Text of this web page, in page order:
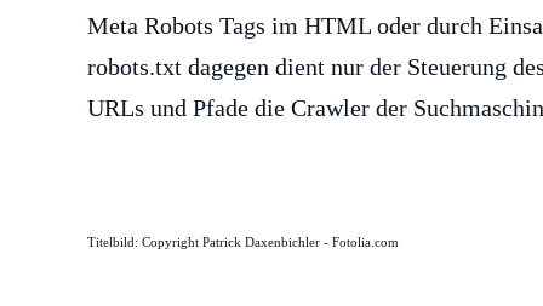
Meta Robots Tags im HTML oder durch
robots.txt dagegen dient nur der Steuerung
URLs und Pfade die Crawler der
Titelbild: Copyright Patrick Daxenbichler - Fotolia.com